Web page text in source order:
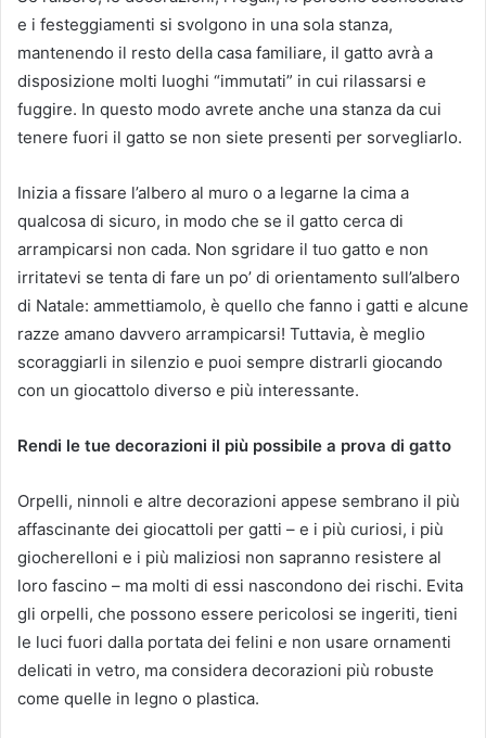
e i festeggiamenti si svolgono in una sola stanza,
mantenendo il resto della casa familiare, il gatto avrà a
disposizione molti luoghi “immutati” in cui rilassarsi e
fuggire. In questo modo avrete anche una stanza da cui
tenere fuori il gatto se non siete presenti per sorvegliarlo.
Inizia a fissare l’albero al muro o a legarne la cima a
qualcosa di sicuro, in modo che se il gatto cerca di
arrampicarsi non cada. Non sgridare il tuo gatto e non
irritatevi se tenta di fare un po’ di orientamento sull’albero
di Natale: ammettiamolo, è quello che fanno i gatti e alcune
razze amano davvero arrampicarsi! Tuttavia, è meglio
scoraggiarli in silenzio e puoi sempre distrarli giocando
con un giocattolo diverso e più interessante.
Rendi le tue decorazioni il più possibile a prova di gatto
Orpelli, ninnoli e altre decorazioni appese sembrano il più
affascinante dei giocattoli per gatti – e i più curiosi, i più
giocherelloni e i più maliziosi non sapranno resistere al
loro fascino – ma molti di essi nascondono dei rischi. Evita
gli orpelli, che possono essere pericolosi se ingeriti, tieni
le luci fuori dalla portata dei felini e non usare ornamenti
delicati in vetro, ma considera decorazioni più robuste
come quelle in legno o plastica.